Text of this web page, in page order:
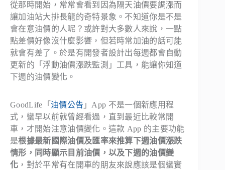
從那時開始，常常會看到因為隔天油價要調漲而
讓加油站大排長龍的奇特景象。不知道你是不是
會在意油價的人呢？或許對大多數人來說，一點
點差價好像沒什麼影響，但若時常加油的話可能
就會有差了。於是有開發者設計出每週都會自動
更新的「浮動油價漲跌監測」工具，能讓你知道
下週的油價變化。
GoodLife「 油價公告 」App 不是一個新應用程
式，蠻早以前就曾經看過，直到最近比較常開
車，才開始注意油價變化。這款 App 的主要功能
是根據最新國際油價及匯率來推算下週油價漲跌
情形，同時顯示目前油價，以及下週的油價變
化 ，對於平常有在開車的朋友來說應該是個蠻實